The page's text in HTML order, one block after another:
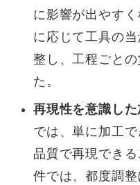
に影響が出やす
に応じて工具の
整し、工程ごと
た。
再現性を意識した
では、単に加工
品質で再現でき
件では、都度調